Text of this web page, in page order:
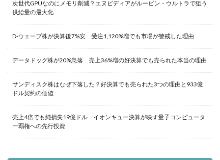
次世代GPUなのにメモリ削減？エヌビディアがルービン・ウルトラで狙う
供給量の最大化
D-ウェーブ株が決算後7%安 受注1,120%増でも市場が警戒した理由
データドッグ株が20%急落 売上36%増の好決算でも売られた本当の理由
サンディスク株はなぜ下落した？好決算でも売られた3つの理由と933億
ドル契約の価値
売上4倍でも純損失19億ドル イオンキュー決算が映す量子コンピュータ
ー覇権への先行投資